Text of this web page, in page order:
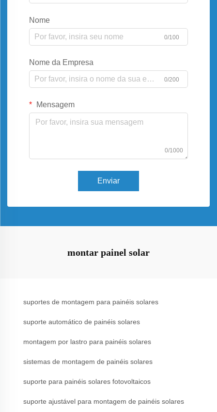
Nome
0/100
Nome da Empresa
0/200
Mensagem
0/1000
Enviar
montar painel solar
suportes de montagem para painéis solares
suporte automático de painéis solares
montagem por lastro para painéis solares
sistemas de montagem de painéis solares
suporte para painéis solares fotovoltaicos
suporte ajustável para montagem de painéis solares